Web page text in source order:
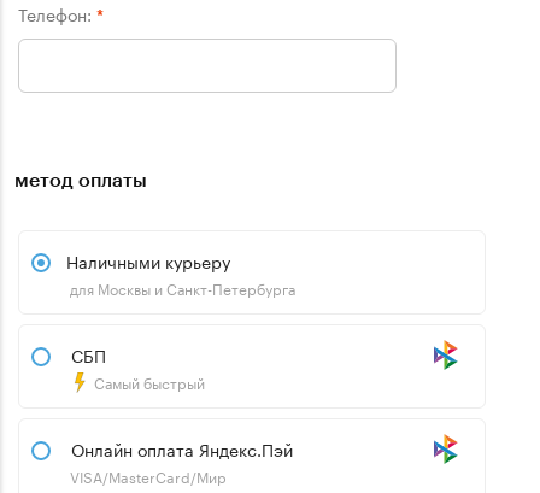
Телефон: *
метод оплаты
Наличными курьеру
для Москвы и Санкт-Петербурга
СБП
Самый быстрый
Онлайн оплата Яндекс.Пэй
VISA/MasterCard/Мир